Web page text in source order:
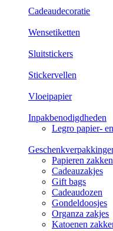
Cadeaudecoratie
Wensetiketten
Sluitstickers
Stickervellen
Vloeipapier
Inpakbenodigdheden
Legro papier-
Papieren zakken
Cadeauzakjes
Gift bags
Cadeaudozen
Gondeldoosjes
Organza zakjes
Katoenen